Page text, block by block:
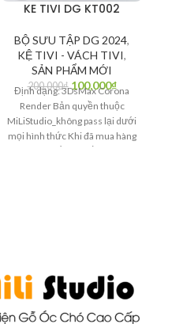
KE TIVI DG KT002
BỘ SƯU TẬP DG 2024,
KỆ TIVI - VÁCH TIVI,
SẢN PHẨM MỚI
200,000₫ 100,000₫
Định dạng: 3DsMax Corona
Render Bản quyền thuộc
MiLiStudio_không pass lại dưới
mọi hình thức Khi đã mua hàng